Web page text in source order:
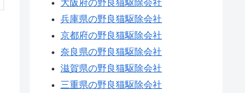
大阪府の野良猫駆除会社
兵庫県の野良猫駆除会社
京都府の野良猫駆除会社
奈良県の野良猫駆除会社
滋賀県の野良猫駆除会社
三重県の野良猫駆除会社